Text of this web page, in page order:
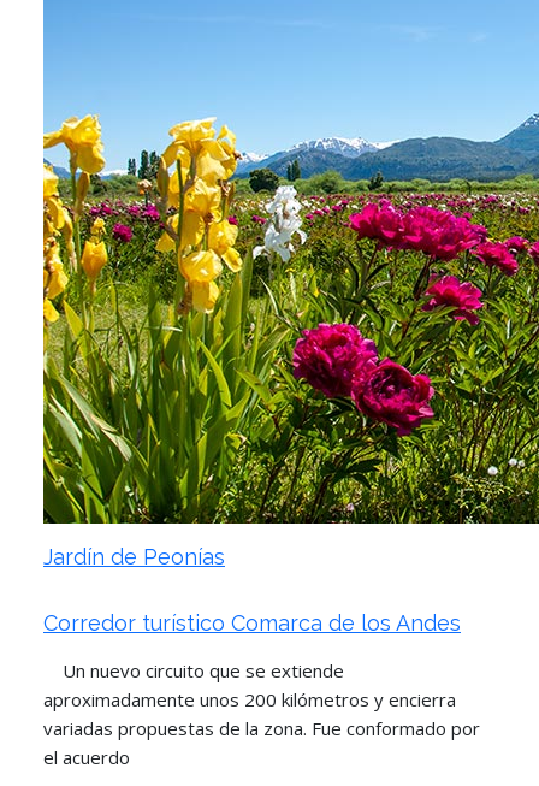
Jardín de Peonías
Corredor turístico Comarca de los Andes
Un nuevo circuito que se extiende
aproximadamente unos 200 kilómetros y encierra
variadas propuestas de la zona. Fue conformado por
el acuerdo